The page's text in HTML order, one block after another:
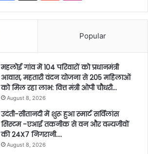
Popular
महलोई गांव में 104 परिवारों को प्रधानमंत्री
आवास, महतारी वंदन योजना से 205 महिलाओं
को मिल रहा लाभ: वित्त मंत्री ओपी चौधरी…
August 8, 2026
उदंती-सीतानदी में शुरू हुआ स्मार्ट सर्विलांस
सिस्टम -एआई तकनीक से वन और वन्यजीवों
की 24X7 निगरानी….
August 8, 2026